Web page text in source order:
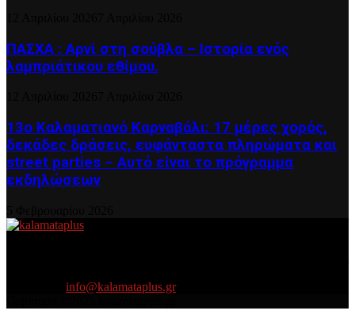
ΠΑΣΧΑ : Αρνί στη σούβλα – Ιστορία ενός
λαμπριάτικου εθίμου.
13ο Καλαματιανό Καρναβάλι: 17 μέρες χορός,
δεκάδες δράσεις, ευφάνταστα πληρώματα και
street parties – Αυτό είναι το πρόγραμμα
εκδηλώσεων
info@kalamataplus.gr